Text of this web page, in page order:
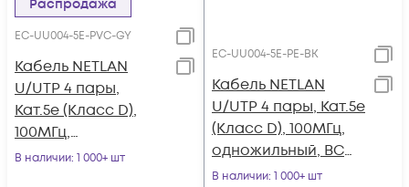
Распродажа
EC-UU004-5E-PVC-GY
Кабель NETLAN
U/UTP 4 пары,
Кат.5e (Класс D),
100МГц,
одножильный, BC
В наличии: 1 000+ шт
EC-UU004-5E-PE-BK
Кабель NETLAN
U/UTP 4 пары, Кат.5e
(Класс D), 100МГц,
одножильный, BC
(чистая медь),
В наличии: 1 000+ шт